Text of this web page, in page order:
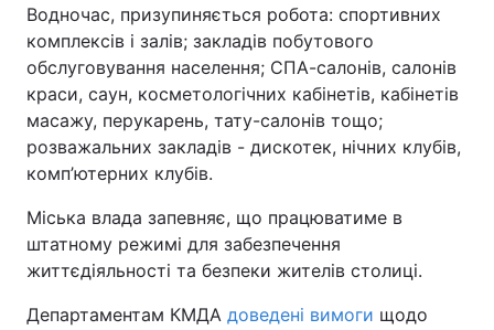
Водночас, призупиняється робота: спортивних
комплексів і залів; закладів побутового
обслуговування населення; СПА-салонів, салонів
краси, саун, косметологічних кабінетів, кабінетів
масажу, перукарень, тату-салонів тощо;
розважальних закладів - дискотек, нічних клубів,
комп’ютерних клубів.
Міська влада запевняє, що працюватиме в
штатному режимі для забезпечення
життєдіяльності та безпеки жителів столиці.
Департаментам КМДА доведені вимоги щодо